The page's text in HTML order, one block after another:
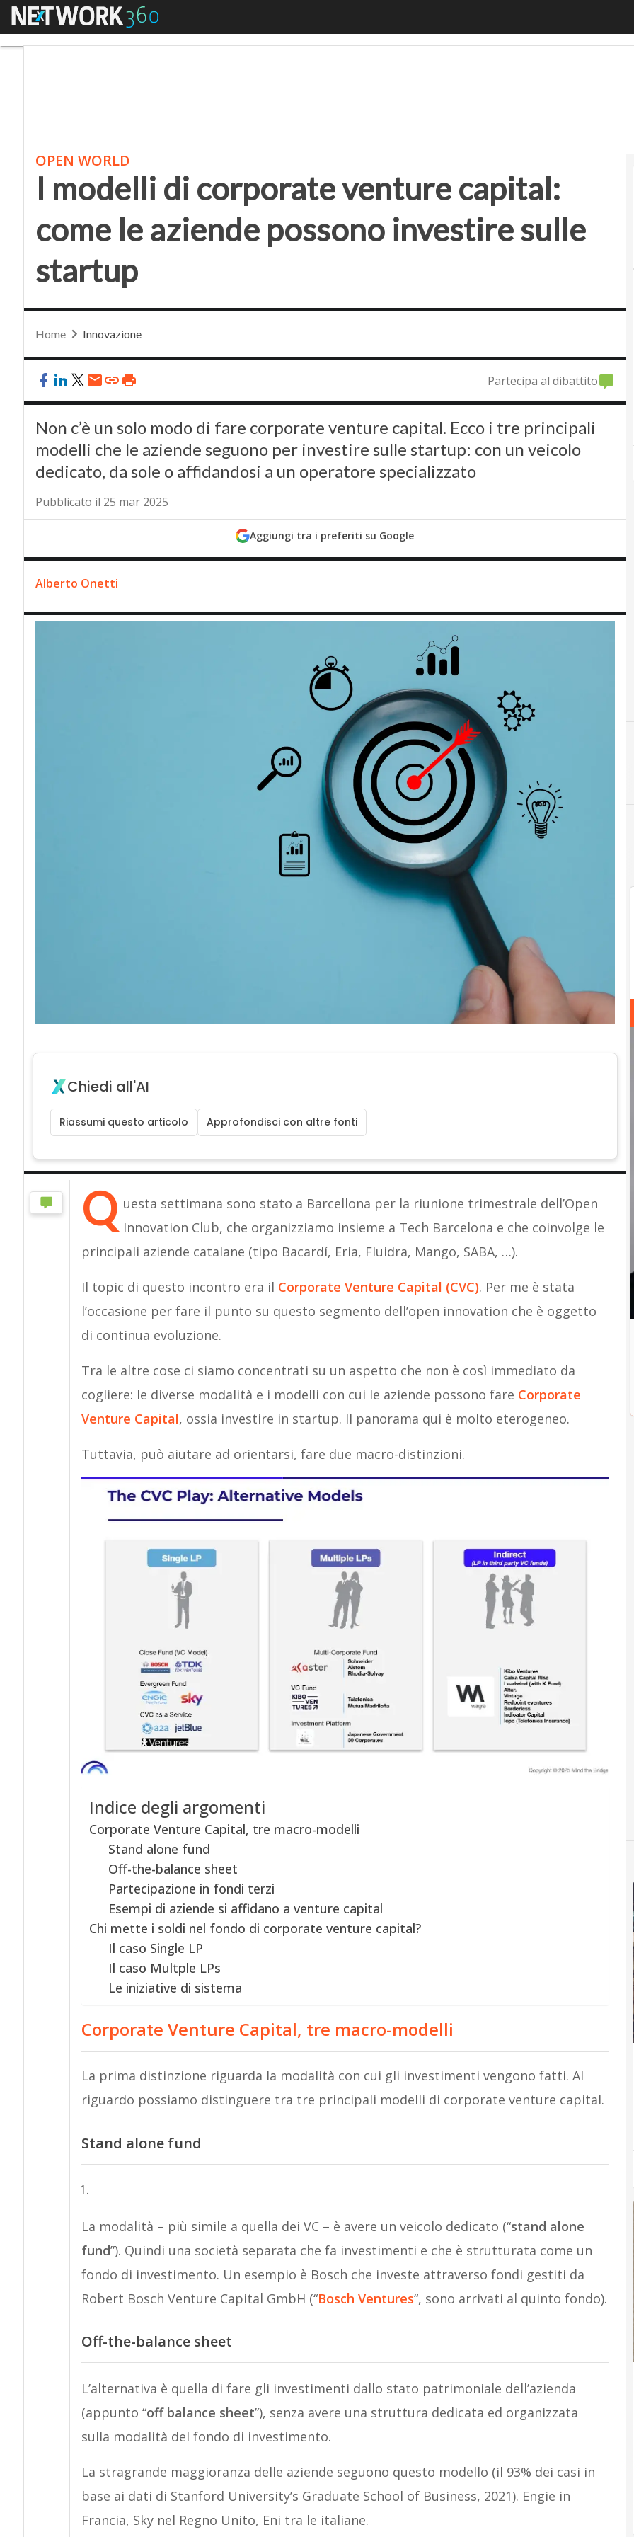
Menu
OPEN WORLD
I modelli di corporate venture capital:
come le aziende possono investire sulle
startup
Home Innovazione
Partecipa al dibattito
Non c’è un solo modo di fare corporate venture capital. Ecco i tre principali
modelli che le aziende seguono per investire sulle startup: con un veicolo
dedicato, da sole o affidandosi a un operatore specializzato
Pubblicato il 25 mar 2025
Aggiungi tra i preferiti su Google
Alberto Onetti
Chiedi all'AI
Riassumi questo articolo Approfondisci con altre fonti
Q uesta settimana sono stato a Barcellona per la riunione trimestrale dell’Open
Innovation Club, che organizziamo insieme a Tech Barcelona e che coinvolge le
principali aziende catalane (tipo Bacardí, Eria, Fluidra, Mango, SABA, …).
Il topic di questo incontro era il Corporate Venture Capital (CVC). Per me è stata
l’occasione per fare il punto su questo segmento dell’open innovation che è oggetto
di continua evoluzione.
Tra le altre cose ci siamo concentrati su un aspetto che non è così immediato da
cogliere: le diverse modalità e i modelli con cui le aziende possono fare Corporate
Venture Capital, ossia investire in startup. Il panorama qui è molto eterogeneo.
Tuttavia, può aiutare ad orientarsi, fare due macro-distinzioni.
Indice degli argomenti
Corporate Venture Capital, tre macro-modelli
Stand alone fund
Off-the-balance sheet
Partecipazione in fondi terzi
Esempi di aziende si affidano a venture capital
Chi mette i soldi nel fondo di corporate venture capital?
Il caso Single LP
Il caso Multple LPs
Le iniziative di sistema
Corporate Venture Capital, tre macro-modelli
La prima distinzione riguarda la modalità con cui gli investimenti vengono fatti. Al
riguardo possiamo distinguere tra tre principali modelli di corporate venture capital.
Stand alone fund
La modalità – più simile a quella dei VC – è avere un veicolo dedicato (“stand alone
fund”). Quindi una società separata che fa investimenti e che è strutturata come un
fondo di investimento. Un esempio è Bosch che investe attraverso fondi gestiti da
Robert Bosch Venture Capital GmbH (“Bosch Ventures“, sono arrivati al quinto fondo).
Off-the-balance sheet
L’alternativa è quella di fare gli investimenti dallo stato patrimoniale dell’azienda
(appunto “off balance sheet”), senza avere una struttura dedicata ed organizzata
sulla modalità del fondo di investimento.
La stragrande maggioranza delle aziende seguono questo modello (il 93% dei casi in
base ai dati di Stanford University’s Graduate School of Business, 2021). Engie in
Francia, Sky nel Regno Unito, Eni tra le italiane.
Corporate Venture Capital